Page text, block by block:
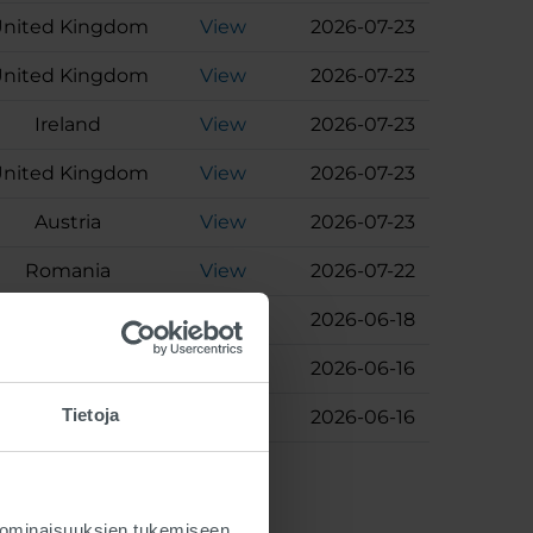
Tietoja
Kingdom View 2026-07-23
Kingdom View 2026-07-23
Ireland View 2026-07-23
Kingdom View 2026-07-23
Austria View 2026-07-23
Romania View 2026-07-22
View 2026-06-18
2026-06-16
Switzerland 2026-06-16